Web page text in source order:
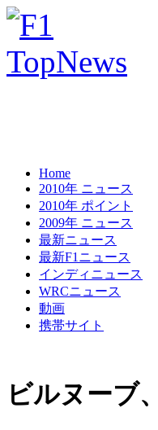
Home
2010年 ニュース
2010年 ポイント
2009年 ニュース
最新ニュース
最新F1ニュース
インディニュース
WRCニュース
動画
携帯サイト
ビルヌーブ